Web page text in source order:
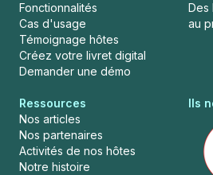
Fonctionnalités
Cas d'usage
Témoignage hôtes
Créez votre livret digital
Demander une démo
Des
au
Ressources
Nos articles
Nos partenaires
Activités de nos hôtes
Notre histoire
Ils